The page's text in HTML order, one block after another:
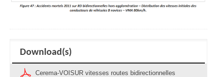
Download(s)
Cerema-VOISUR vitesses routes bidirectionnelles